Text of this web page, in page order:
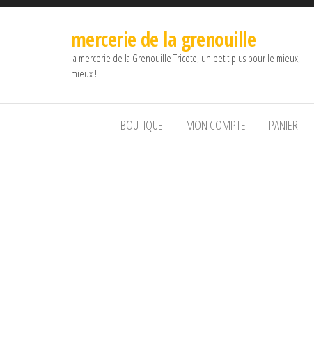
mercerie de la grenouille
la mercerie de la Grenouille Tricote, un petit plus pour le mieux,
mieux !
BOUTIQUE MON COMPTE PANIER